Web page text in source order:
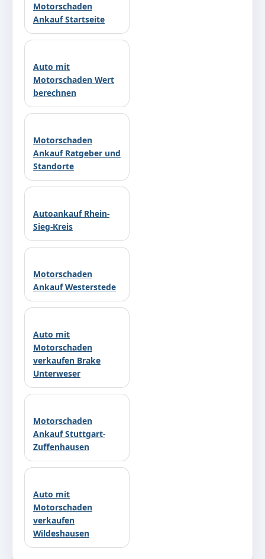
Motorschaden
Ankauf Startseite
Auto mit
Motorschaden Wert
berechnen
Motorschaden
Ankauf Ratgeber und
Standorte
Autoankauf Rhein-
Sieg-Kreis
Motorschaden
Ankauf Westerstede
Auto mit
Motorschaden
verkaufen Brake
Unterweser
Motorschaden
Ankauf Stuttgart-
Zuffenhausen
Auto mit
Motorschaden
verkaufen
Wildeshausen